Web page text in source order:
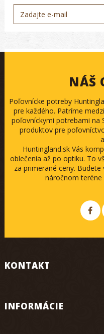
NÁŠ
Poľovnícke potreby
pre každého. Patríme
poľovníckymi potrebami na
produktov pre
Huntingland.sk Vás
oblečenia až po optiku. To
za primerané ceny.
náročnom teréne
KONTAKT
INFORMÁCIE